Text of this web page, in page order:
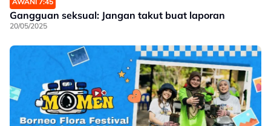
Gangguan seksual: Jangan takut buat laporan
20/05/2025